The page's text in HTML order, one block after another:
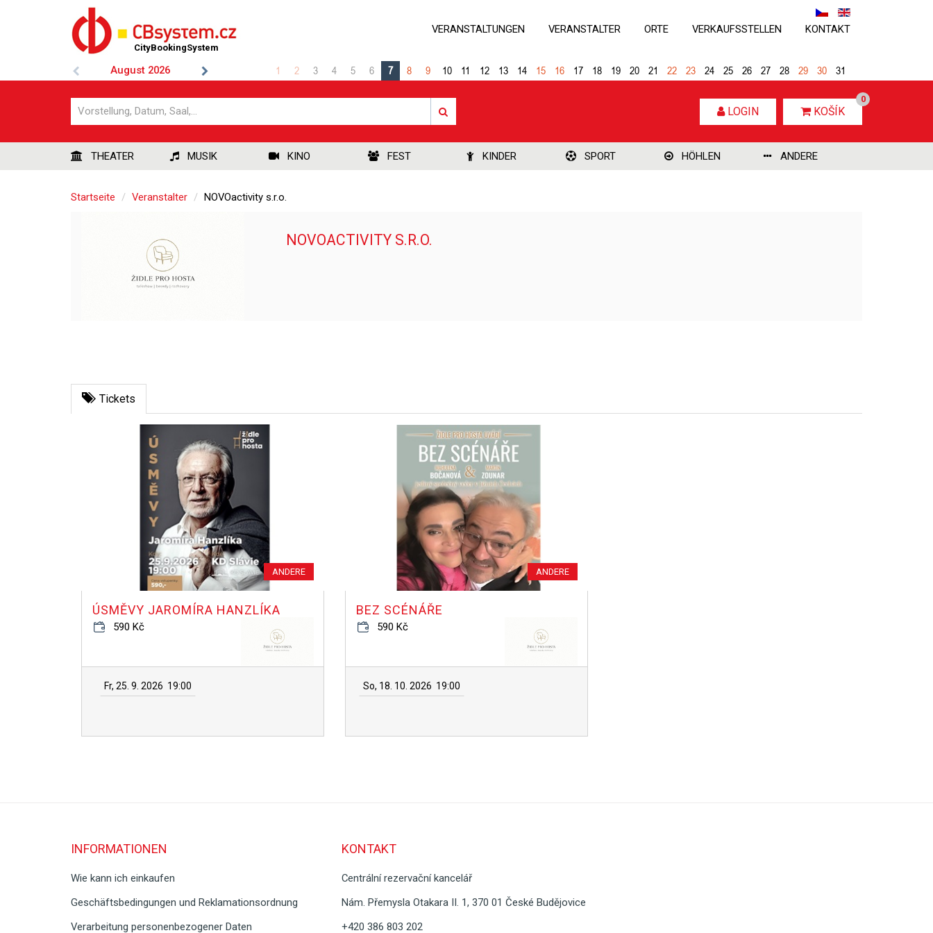
CityBookingSystem
VERANSTALTUNGEN VERANSTALTER ORTE VERKAUFSSTELLEN KONTAKT
LOGIN KOŠÍK
0
August 2026 1 2 3 4 5 6 7 8 9 10 11 12 13 14 15 16 17 18 19 20 21 22 23 24 25 26 27 28 29 30 31
THEATER MUSIK KINO FEST KINDER SPORT HÖHLEN ANDERE
Startseite Veranstalter NOVOactivity s.r.o.
NOVOACTIVITY S.R.O.
Tickets
ANDERE
ÚSMĚVY JAROMÍRA HANZLÍKA
590 Kč
Fr, 25. 9. 2026 19:00
ANDERE
BEZ SCÉNÁŘE
590 Kč
So, 18. 10. 2026 19:00
INFORMATIONEN
Wie kann ich einkaufen
Geschäftsbedingungen und Reklamationsordnung
Verarbeitung personenbezogener Daten
KONTAKT
Centrální rezervační kancelář
Nám. Přemysla Otakara II. 1, 370 01 České Budějovice
+420 386 803 202